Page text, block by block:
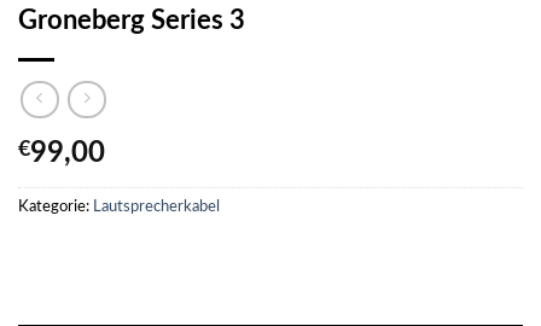
Groneberg Series 3
€99,00
Kategorie: Lautsprecherkabel